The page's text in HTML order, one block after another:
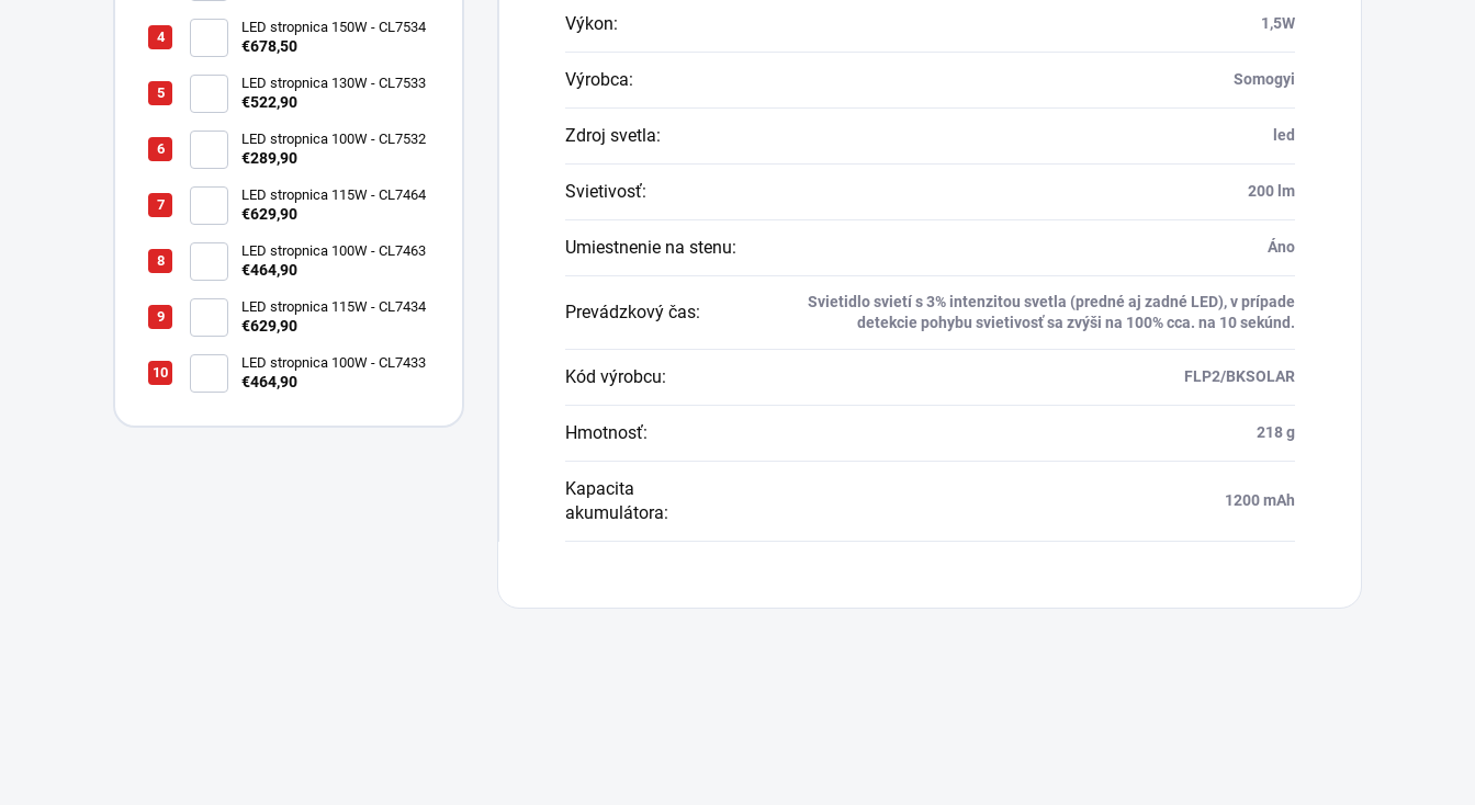
LED stropnica 150W - CL7534
€678,50
LED stropnica 130W - CL7533
€522,90
LED stropnica 100W - CL7532
€289,90
LED stropnica 115W - CL7464
€629,90
LED stropnica 100W - CL7463
€464,90
LED stropnica 115W - CL7434
€629,90
LED stropnica 100W - CL7433
€464,90
Výkon: 1,5W
Výrobca: Somogyi
Zdroj svetla: led
Svietivosť: 200 lm
Umiestnenie na stenu: Áno
Prevádzkový čas:
Svietidlo svietí s 3% intenzitou svetla (predné aj zadné LED), v prípade
detekcie pohybu svietivosť sa zvýši na 100% cca. na 10 sekúnd.
Kód výrobcu: FLP2/BKSOLAR
Hmotnosť: 218 g
Kapacita
akumulátora:
1200 mAh